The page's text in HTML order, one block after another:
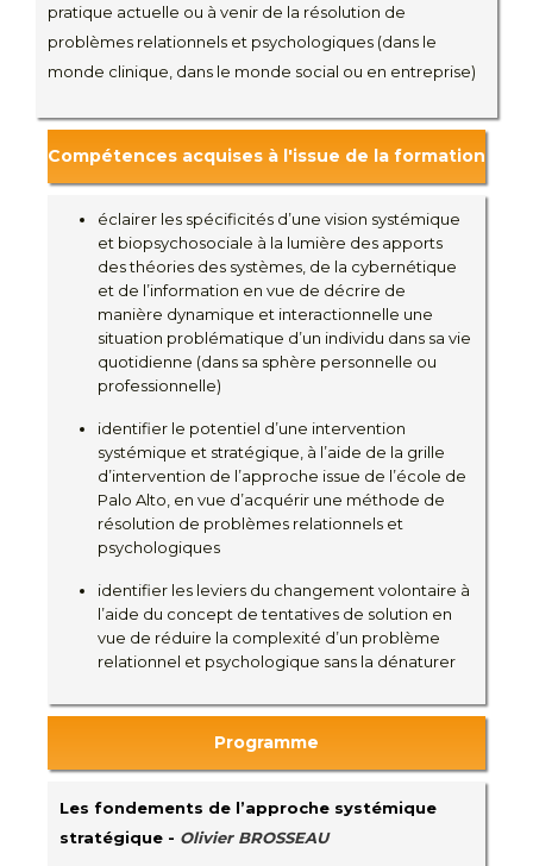
pratique actuelle ou à venir de la résolution de
problèmes relationnels et psychologiques (dans le
monde clinique, dans le monde social ou en entreprise)
Compétences acquises à l'issue de la formation
éclairer les spécificités d’une vision systémique
et biopsychosociale à la lumière des apports
des théories des systèmes, de la cybernétique
et de l’information en vue de décrire de
manière dynamique et interactionnelle une
situation problématique d’un individu dans sa vie
quotidienne (dans sa sphère personnelle ou
professionnelle)
identifier le potentiel d’une intervention
systémique et stratégique, à l’aide de la grille
d’intervention de l’approche issue de l’école de
Palo Alto, en vue d’acquérir une méthode de
résolution de problèmes relationnels et
psychologiques
identifier les leviers du changement volontaire à
l’aide du concept de tentatives de solution en
vue de réduire la complexité d’un problème
relationnel et psychologique sans la dénaturer
Programme
Les fondements de l’approche systémique
stratégique - Olivier BROSSEAU